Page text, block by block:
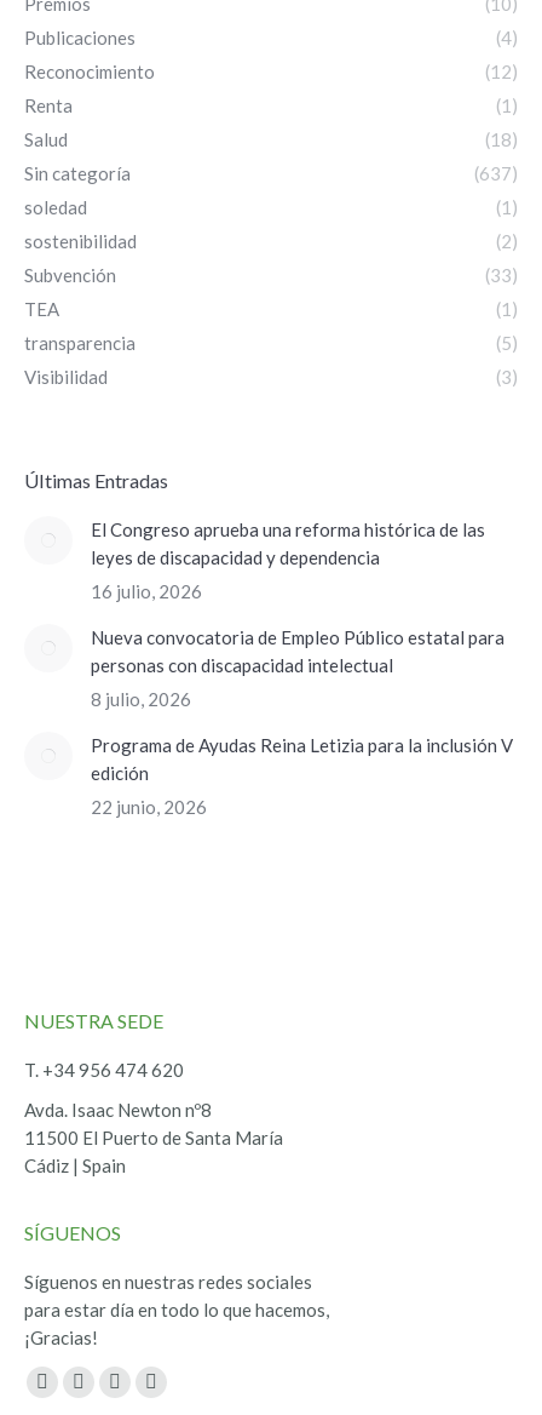
Publicaciones
(4)
Reconocimiento
(12)
Renta
(1)
Salud
(18)
Sin categoría
(637)
soledad
(1)
sostenibilidad
(2)
Subvención
(33)
TEA
(1)
transparencia
(5)
Visibilidad
(3)
ÚItimas Entradas
El Congreso aprueba una reforma histórica de las
leyes de discapacidad y dependencia
16 julio, 2026
Nueva convocatoria de Empleo Público estatal para
personas con discapacidad intelectual
8 julio, 2026
Programa de Ayudas Reina Letizia para la inclusión V
edición
22 junio, 2026
NUESTRA SEDE
T. +34 956 474 620
Avda. Isaac Newton nº8
11500 El Puerto de Santa María
Cádiz | Spain
SÍGUENOS
Síguenos en nuestras redes sociales
para estar día en todo lo que hacemos,
¡Gracias!
Encuéntranos en:
Facebook
TwitterYouTubeInstagram